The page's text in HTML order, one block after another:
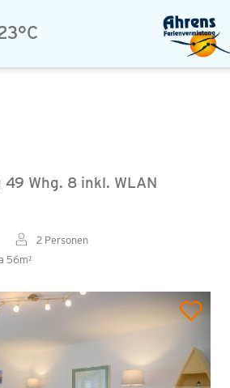
49 Whg. 8 inkl. WLAN
2 Personen
56m²